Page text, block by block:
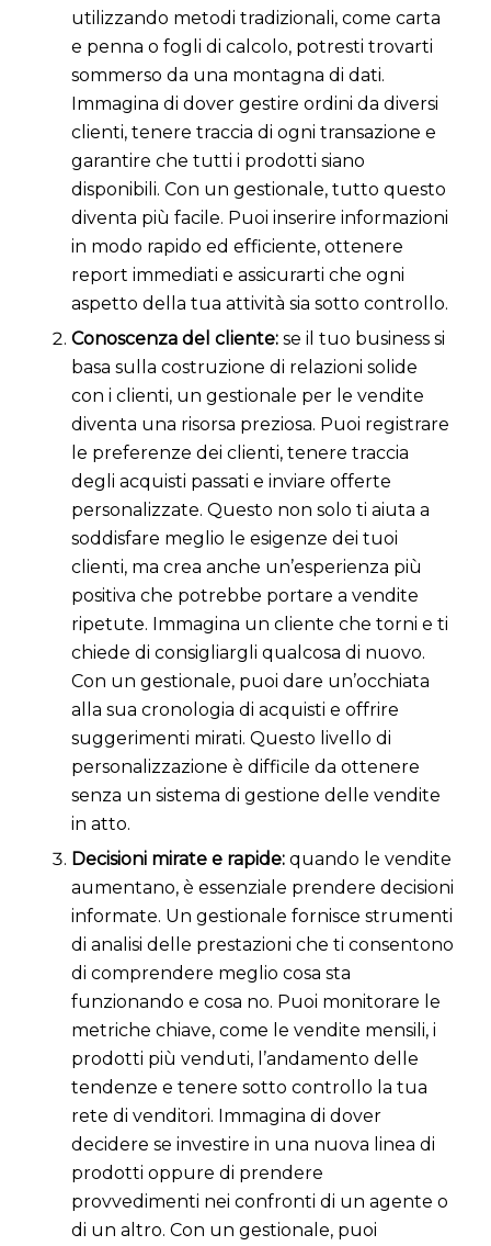
utilizzando metodi tradizionali, come carta
e penna o fogli di calcolo, potresti trovarti
sommerso da una montagna di dati.
Immagina di dover gestire ordini da diversi
clienti, tenere traccia di ogni transazione e
garantire che tutti i prodotti siano
disponibili. Con un gestionale, tutto questo
diventa più facile. Puoi inserire informazioni
in modo rapido ed efficiente, ottenere
report immediati e assicurarti che ogni
aspetto della tua attività sia sotto controllo.
Conoscenza del cliente: se il tuo business si
basa sulla costruzione di relazioni solide
con i clienti, un gestionale per le vendite
diventa una risorsa preziosa. Puoi registrare
le preferenze dei clienti, tenere traccia
degli acquisti passati e inviare offerte
personalizzate. Questo non solo ti aiuta a
soddisfare meglio le esigenze dei tuoi
clienti, ma crea anche un’esperienza più
positiva che potrebbe portare a vendite
ripetute. Immagina un cliente che torni e ti
chiede di consigliargli qualcosa di nuovo.
Con un gestionale, puoi dare un’occhiata
alla sua cronologia di acquisti e offrire
suggerimenti mirati. Questo livello di
personalizzazione è difficile da ottenere
senza un sistema di gestione delle vendite
in atto.
Decisioni mirate e rapide: quando le vendite
aumentano, è essenziale prendere decisioni
informate. Un gestionale fornisce strumenti
di analisi delle prestazioni che ti consentono
di comprendere meglio cosa sta
funzionando e cosa no. Puoi monitorare le
metriche chiave, come le vendite mensili, i
prodotti più venduti, l’andamento delle
tendenze e tenere sotto controllo la tua
rete di venditori. Immagina di dover
decidere se investire in una nuova linea di
prodotti oppure di prendere
provvedimenti nei confronti di un agente o
di un altro. Con un gestionale, puoi